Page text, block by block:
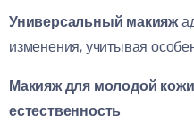
Универсальный макияж
изменения, учитывая
Макияж для молодой
естественность